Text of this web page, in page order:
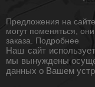
Предложения на
могут поменяться,
заказа. Подробнее
Наш сайт
мы вынуждены
данных о Вашем